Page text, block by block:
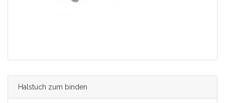
Halstuch zum binden